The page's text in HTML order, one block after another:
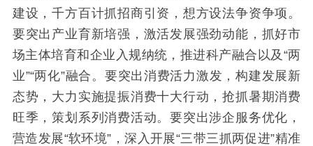
建设，千方百计抓招商引资，想方设法争资争项。
要突出产业育新培强，激活发展强劲动能，抓好市
场主体培育和企业入规纳统，推进科产融合以及“两
业”“两化”融合。要突出消费活力激发，构建发展新
态势，大力实施提振消费十大行动，抢抓暑期消费
旺季，策划系列消费活动。要突出涉企服务优化，
营造发展“软环境”，深入开展“三带三抓两促进”精准